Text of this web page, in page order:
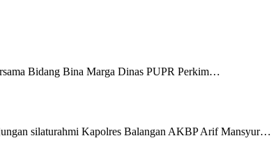
Bidang Bina Marga Dinas PUPR Perkim…
silaturahmi Kapolres Balangan AKBP Arif Mansyur…